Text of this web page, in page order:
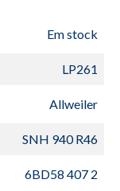
Em stock
LP261
Allweiler
SNH 940 R46
6BD58 407 2